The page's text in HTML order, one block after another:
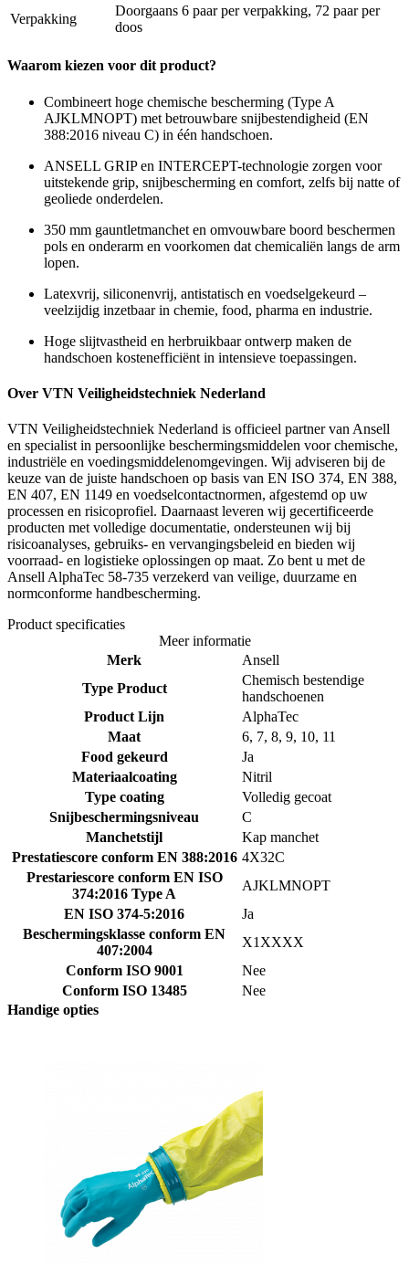
Verpakking
Doorgaans 6 paar per verpakking, 72 paar per
doos
Waarom kiezen voor dit product?
Combineert hoge chemische bescherming (Type A
AJKLMNOPT) met betrouwbare snijbestendigheid (EN
388:2016 niveau C) in één handschoen.
ANSELL GRIP en INTERCEPT-technologie zorgen voor
uitstekende grip, snijbescherming en comfort, zelfs bij natte of
geoliede onderdelen.
350 mm gauntletmanchet en omvouwbare boord beschermen
pols en onderarm en voorkomen dat chemicaliën langs de arm
lopen.
Latexvrij, siliconenvrij, antistatisch en voedselgekeurd –
veelzijdig inzetbaar in chemie, food, pharma en industrie.
Hoge slijtvastheid en herbruikbaar ontwerp maken de
handschoen kostenefficiënt in intensieve toepassingen.
Over VTN Veiligheidstechniek Nederland
VTN Veiligheidstechniek Nederland is officieel partner van Ansell
en specialist in persoonlijke beschermingsmiddelen voor chemische,
industriële en voedingsmiddelenomgevingen. Wij adviseren bij de
keuze van de juiste handschoen op basis van EN ISO 374, EN 388,
EN 407, EN 1149 en voedselcontactnormen, afgestemd op uw
processen en risicoprofiel. Daarnaast leveren wij gecertificeerde
producten met volledige documentatie, ondersteunen wij bij
risicoanalyses, gebruiks- en vervangingsbeleid en bieden wij
voorraad- en logistieke oplossingen op maat. Zo bent u met de
Ansell AlphaTec 58-735 verzekerd van veilige, duurzame en
normconforme handbescherming.
Product specificaties
Meer informatie
Merk
Ansell
Type Product
Chemisch bestendige
handschoenen
Product Lijn
AlphaTec
Maat
6, 7, 8, 9, 10, 11
Food gekeurd
Ja
Materiaalcoating
Nitril
Type coating
Volledig gecoat
Snijbeschermingsniveau
C
Manchetstijl
Kap manchet
Prestatiescore conform EN 388:2016 4X32C
Prestariescore conform EN ISO
374:2016 Type A
AJKLMNOPT
EN ISO 374-5:2016
Ja
Beschermingsklasse conform EN
407:2004
X1XXXX
Conform ISO 9001
Nee
Conform ISO 13485
Nee
Handige opties